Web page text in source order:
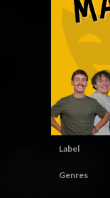
Label
Genres